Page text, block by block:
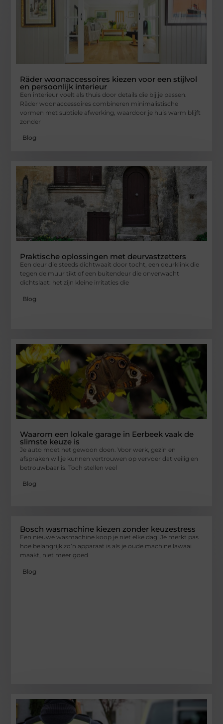
Räder woonaccessoires kiezen voor een stijlvol
en persoonlijk interieur
Een interieur voelt als thuis door details die bij je passen.
Räder woonaccessoires combineren minimalistische
vormen met subtiele afwerking, waardoor je huis warm blijft
zonder
Blog
Praktische oplossingen met deurvastzetters
Een deur die steeds dichtwaait door tocht, een deurklink die
tegen de muur tikt of een buitendeur die onverwacht
dichtslaat: het zijn kleine irritaties die
Blog
Waarom een lokale garage in Eerbeek vaak de
slimste keuze is
Je auto moet het gewoon doen. Voor werk, gezin en
afspraken wil je kunnen vertrouwen op vervoer dat veilig en
betrouwbaar is. Toch stellen veel
Blog
Bosch wasmachine kiezen zonder keuzestress
Een nieuwe wasmachine koop je niet elke dag. Je merkt pas
hoe belangrijk zo’n apparaat is als je oude machine lawaai
maakt, niet meer goed
Blog